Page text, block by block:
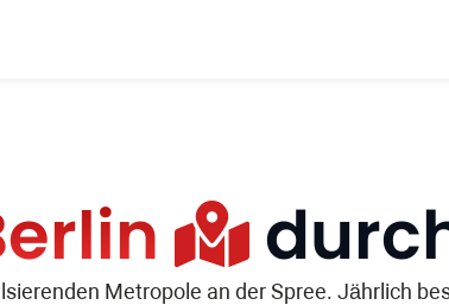
Metropole an der Spree. Jährlich